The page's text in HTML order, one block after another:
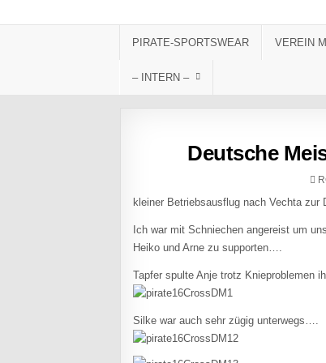
PIRATE-SPORTSWEAR VEREIN
– INTERN –
Deutsche
kleiner Betriebsausflug nach Vechta
Ich war mit Schniechen angereist um
Heiko und Arne zu supporten….
Tapfer spulte Anje trotz Knieproblemen
Silke war auch sehr zügig unterwegs….